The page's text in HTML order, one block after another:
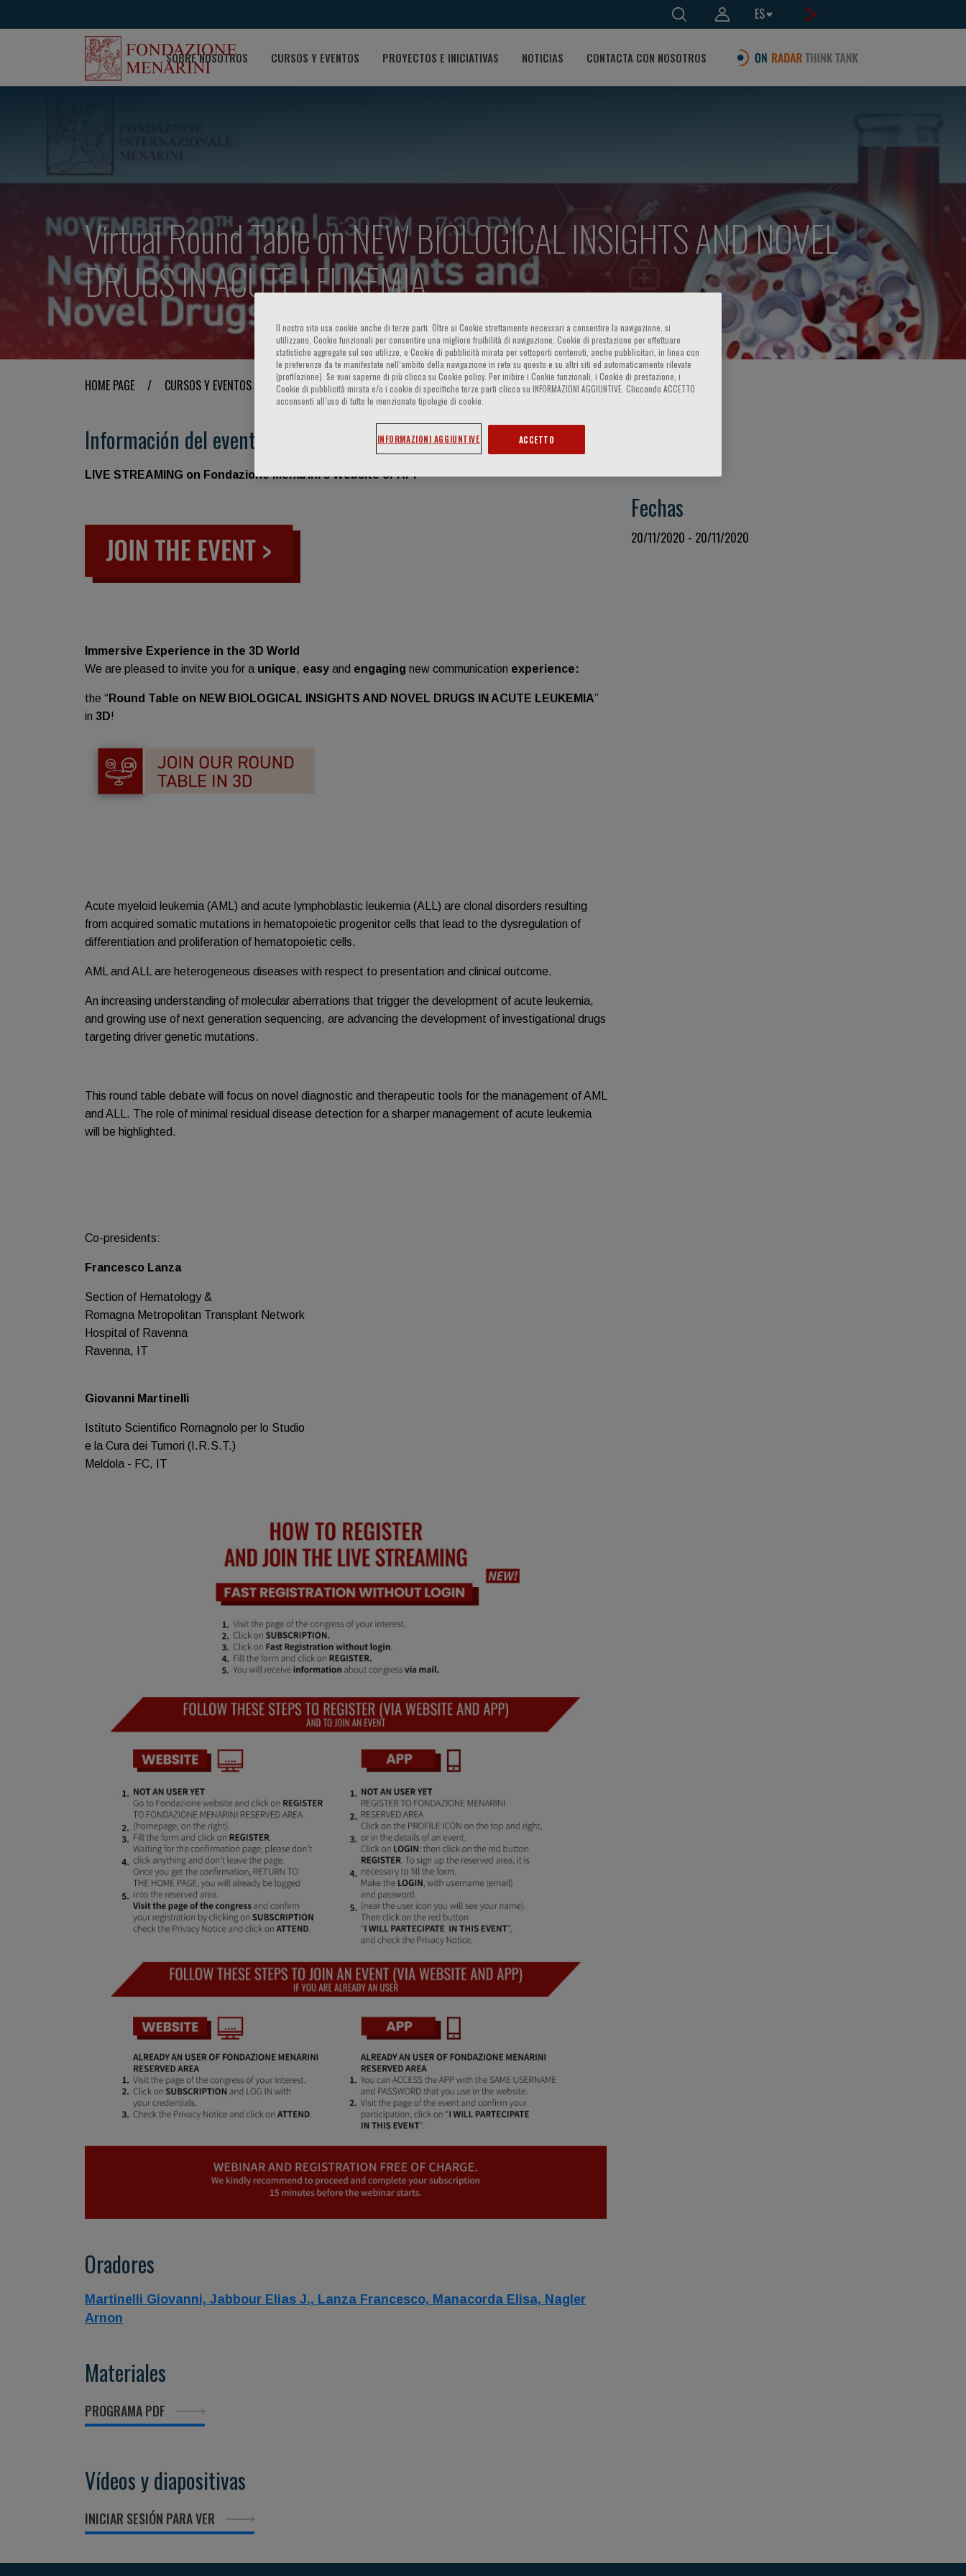
ES
SOBRE NOSOTROS CURSOS Y EVENTOS PROYECTOS E INICIATIVAS NOTICIAS CONTACTA CON NOSOTROS
Virtual Round Table on NEW BIOLOGICAL INSIGHTS AND NOVEL
DRUGS IN ACUTE LEUKEMIA
HOME PAGE / CURSOS Y EVENTOS INFORMACION EVENTO
Información del evento
LIVE STREAMING on Fondazione Menarini's Website or APP
Immersive Experience in the 3D World
We are pleased to invite you for a unique, easy and engaging new communication experience:
the “ Round Table on NEW BIOLOGICAL INSIGHTS AND NOVEL DRUGS IN ACUTE LEUKEMIA”
in 3D!
Acute myeloid leukemia (AML) and acute lymphoblastic leukemia (ALL) are clonal disorders resulting
from acquired somatic mutations in hematopoietic progenitor cells that lead to the dysregulation of
differentiation and proliferation of hematopoietic cells.
AML and ALL are heterogeneous diseases with respect to presentation and clinical outcome.
An increasing understanding of molecular aberrations that trigger the development of acute leukemia,
and growing use of next generation sequencing, are advancing the development of investigational drugs
targeting driver genetic mutations.
This round table debate will focus on novel diagnostic and therapeutic tools for the management of AML
and ALL. The role of minimal residual disease detection for a sharper management of acute leukemia
will be highlighted.
Co-presidents:
Francesco Lanza
Section of Hematology &
Romagna Metropolitan Transplant Network
Hospital of Ravenna
Ravenna, IT
Giovanni Martinelli
Istituto Scientifico Romagnolo per lo Studio
e la Cura dei Tumori (I.R.S.T.)
Meldola - FC, IT
Oradores
Martinelli Giovanni, Jabbour Elias J., Lanza Francesco, Manacorda Elisa, Nagler
Arnon
Materiales
PROGRAMA PDF
Vídeos y diapositivas
INICIAR SESIÓN PARA VER
Fechas
20/11/2020 - 20/11/2020
Il nostro sito usa cookie anche di terze parti. Oltre ai Cookie strettamente necessari a consentire la navigazione, si
utilizzano, Cookie funzionali per consentire una migliore fruibilità di navigazione, Cookie di prestazione per effettuare
statistiche aggregate sul suo utilizzo, e Cookie di pubblicità mirata per sottoporti contenuti, anche pubblicitari, in linea con
le preferenze da te manifestate nell‘ambito della navigazione in rete su questo e su altri siti ed automaticamente rilevate
(profilazione). Se vuoi saperne di più clicca su Cookie policy. Per inibire i Cookie funzionali, i Cookie di prestazione, i
Cookie di pubblicità mirata e/o i cookie di specifiche terze parti clicca su INFORMAZIONI AGGIUNTIVE. Cliccando ACCETTO
acconsenti all’uso di tutte le menzionate tipologie di cookie.
INFORMAZIONI AGGIUNTIVE ACCETTO